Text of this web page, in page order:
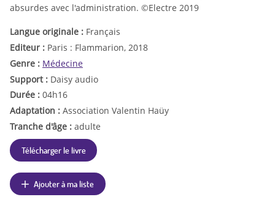
absurdes avec l'administration. ©Electre 2019
Langue originale : Français
Editeur : Paris : Flammarion, 2018
Genre : Médecine
Support : Daisy audio
Durée : 04h16
Adaptation : Association Valentin Haüy
Tranche d'âge : adulte
Télécharger le livre
Ajouter à ma liste